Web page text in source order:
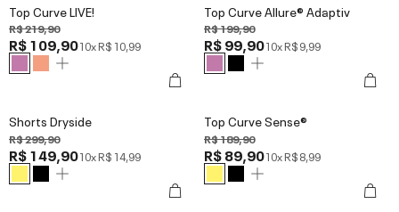
Top Curve LIVE!
R$ 219,90
R$ 109,9010xR$ 10,99
Top Curve Allure® Adaptiv
R$ 199,90
R$ 99,9010xR$ 9,99
Shorts Dryside
R$ 299,90
R$ 149,9010xR$ 14,99
Top Curve Sense®
R$ 189,90
R$ 89,9010xR$ 8,99